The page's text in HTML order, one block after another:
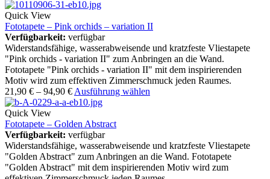
Quick View
Fototapete – Pink orchids – variation II
Verfügbarkeit: verfügbar
Widerstandsfähige, wasserabweisende und kratzfeste Vliestapete
"Pink orchids - variation II" zum Anbringen an die Wand.
Fototapete "Pink orchids - variation II" mit dem inspirierenden
Motiv wird zum effektiven Zimmerschmuck jeden Raumes.
21,90 € – 94,90 € Ausführung wählen
Quick View
Fototapete – Golden Abstract
Verfügbarkeit: verfügbar
Widerstandsfähige, wasserabweisende und kratzfeste Vliestapete
"Golden Abstract" zum Anbringen an die Wand. Fototapete
"Golden Abstract" mit dem inspirierenden Motiv wird zum